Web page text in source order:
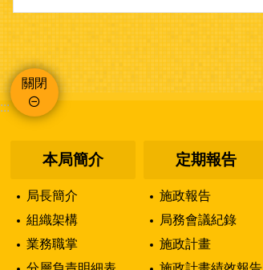
關閉
:::
本局簡介
局長簡介
組織架構
業務職掌
定期報告
施政報告
局務會議紀錄
施政計畫